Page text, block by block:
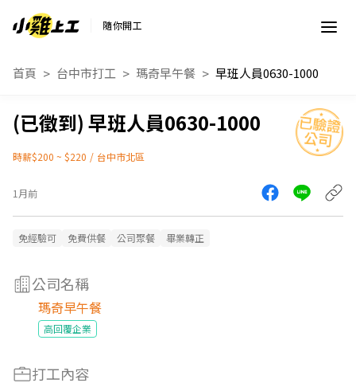
隨你開工
首頁 台中市打工 瑪奇早午餐 早班人員0630-1000
早班人員0630-1000
時薪$200 ~ $220 / 台中市北區
1月前
免經驗可 免費供餐 公司聚餐 畢業轉正
公司名稱
瑪奇早午餐
高回覆企業
打工內容